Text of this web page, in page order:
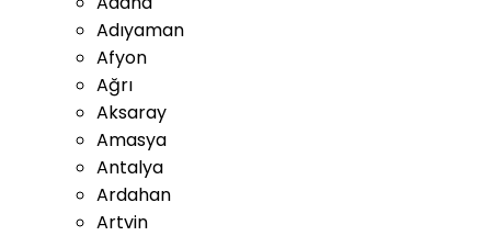
Adıyaman
Afyon
Ağrı
Aksaray
Amasya
Antalya
Ardahan
Artvin